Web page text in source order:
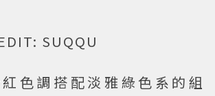
SUQQU
色調搭配淡雅綠色系的組